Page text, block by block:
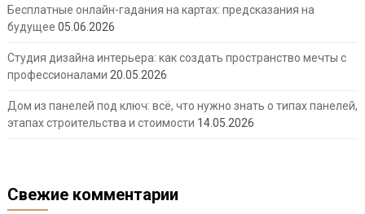
Бесплатные онлайн-гадания на картах: предсказания на
будущее 05.06.2026
Студия дизайна интерьера: как создать пространство мечты с
профессионалами 20.05.2026
Дом из панелей под ключ: всё, что нужно знать о типах панелей,
этапах строительства и стоимости 14.05.2026
Свежие комментарии